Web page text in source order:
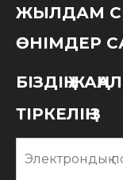
ЖЫЛДАМ
ӨНІМДЕР
БІЗДІҢ
ТІРКЕЛІҢІЗ